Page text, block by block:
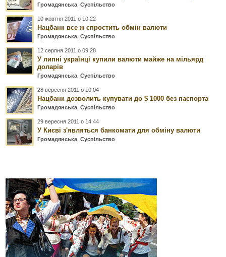
Громадянська ,Суспільство
10 жовтня 2011 о 10:22
Нацбанк все ж спростить обмін валюти
Громадянська ,Суспільство
12 серпня 2011 о 09:28
У липні українці купили валюти майже на мільярд
доларів
Громадянська ,Суспільство
28 вересня 2011 о 10:04
Нацбанк дозволить купувати до $ 1000 без паспорта
Громадянська ,Суспільство
29 вересня 2011 о 14:44
У Києві з'являться банкомати для обміну валюти
Громадянська ,Суспільство